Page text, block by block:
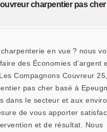
charpentier pas cher
en vue ? nous
des Économies d’argent
Compagnons Couvreur
pas cher basé à
dans le secteur et aux
de vous apporter
et de résultat. Nous